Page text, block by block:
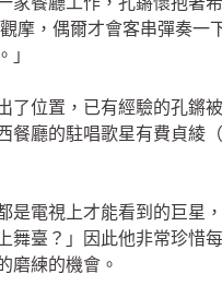
摩，偶爾才會客串彈奏
」
位置，已有經驗的孔鏘
餐廳的駐唱歌星有費貞綾
電視上才能看到的巨星
舞臺？」因此他非常珍
磨練的機會。